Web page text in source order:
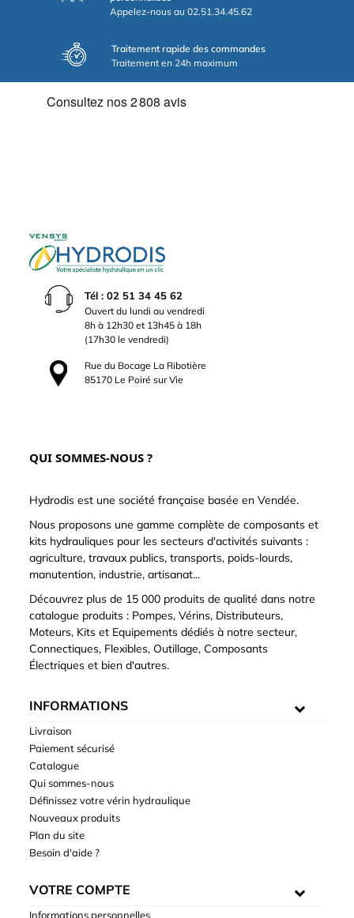
Appelez-nous au 02.51.34.45.62
Traitement rapide des commandes
Traitement en 24h maximum
Tél : 02 51 34 45 62
Ouvert du lundi au vendredi
8h à 12h30 et 13h45 à 18h
(17h30 le vendredi)
Rue du Bocage La Ribotière
85170 Le Poiré sur Vie
QUI SOMMES-NOUS ?
Hydrodis est une société française basée en Vendée.
Nous proposons une gamme complète de composants et
kits hydrauliques pour les secteurs d'activités suivants :
agriculture, travaux publics, transports, poids-lourds,
manutention, industrie, artisanat...
Découvrez plus de 15 000 produits de qualité dans notre
catalogue produits : Pompes, Vérins, Distributeurs,
Moteurs, Kits et Equipements dédiés à notre secteur,
Connectiques, Flexibles, Outillage, Composants
Électriques et bien d'autres.
INFORMATIONS
Livraison
Paiement sécurisé
Catalogue
Qui sommes-nous
Définissez votre vérin hydraulique
Nouveaux produits
Plan du site
Besoin d'aide ?
VOTRE COMPTE
Informations personnelles